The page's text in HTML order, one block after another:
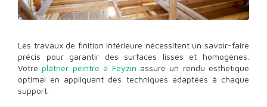
Les travaux de finition intérieure nécessitent un savoir-faire
précis pour garantir des surfaces lisses et homogènes.
Votreplâtrier peintre à Feyzin assure un rendu esthétique
optimal en appliquant des techniques adaptées à chaque
support.